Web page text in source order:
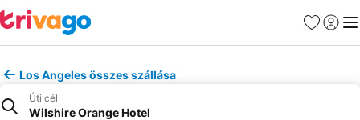
Kedvencek
Los Angeles összes szállása
Úti cél
Wilshire Orange Hotel